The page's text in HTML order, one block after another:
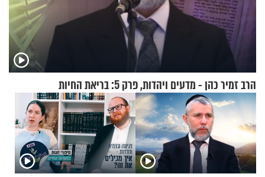
הרב זמיר כהן - מדעים ויהדות, פרק 5: בריאת החיות